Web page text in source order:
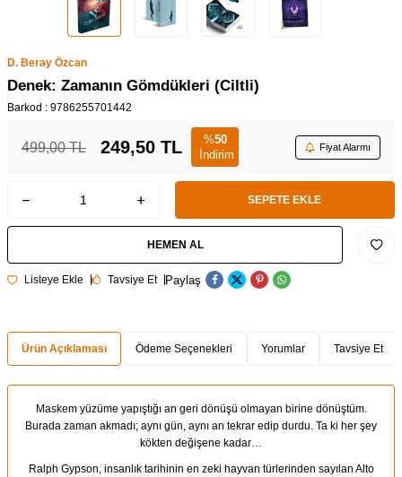
D. Beray Özcan
Denek: Zamanın Gömdükleri (Ciltli)
Barkod : 9786255701442
499,00TL 249,50 TL %50
İndirim
Fiyat Alarmı
SEPETE EKLE
HEMEN AL
Listeye Ekle Tavsiye Et Paylaş
Ürün Açıklaması Ödeme Seçenekleri Yorumlar Tavsiye Et
Maskem yüzüme yapıştığı an geri dönüşü olmayan birine dönüştüm.
Burada zaman akmadı; aynı gün, aynı an tekrar edip durdu. Ta ki her şey
kökten değişene kadar…
Ralph Gypson, insanlık tarihinin en zeki hayvan türlerinden sayılan Alto